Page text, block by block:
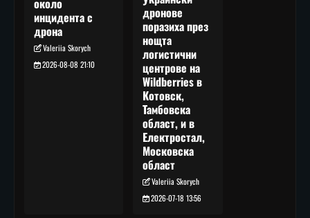
около
инцидента с
дрона
Valeriia Skorych
2026-08-08 21:10
дронове
поразиха през
нощта
логистични
центрове на
Wildberries в
Котовск,
Тамбовска
област, и в
Електростал,
Московска
област
Valeriia Skorych
2026-07-18 13:56